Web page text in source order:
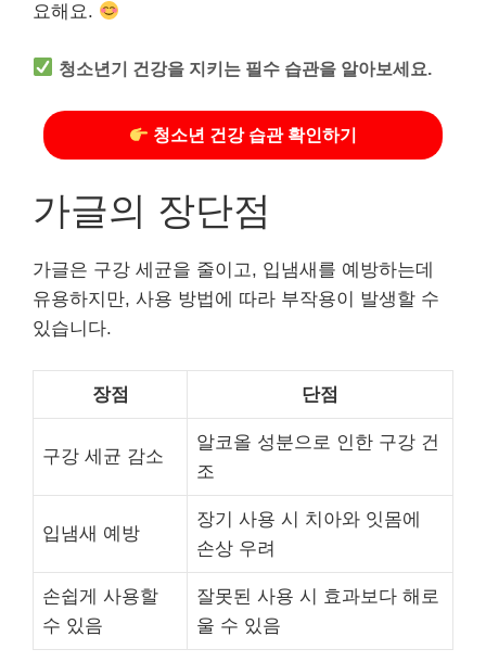
요해요.
청소년기 건강을 지키는 필수 습관을 알아보세요.
청소년 건강 습관 확인하기
가글의 장단점
가글은 구강 세균을 줄이고, 입냄새를 예방하는데
유용하지만, 사용 방법에 따라 부작용이 발생할 수
있습니다.
장점 단점
구강 세균 감소
알코올 성분으로 인한 구강 건
조
입냄새 예방
장기 사용 시 치아와 잇몸에
손상 우려
손쉽게 사용할
수 있음
잘못된 사용 시 효과보다 해로
울 수 있음